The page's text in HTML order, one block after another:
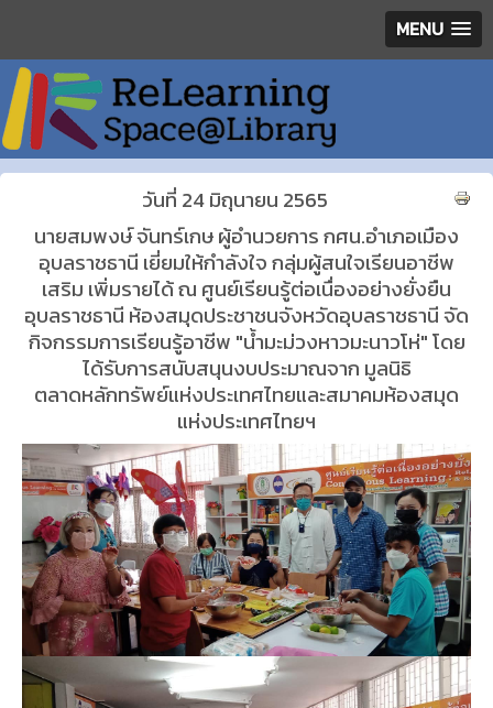
MENU
วันที่ 24 มิถุนายน 2565
นายสมพงษ์ จันทร์เกษ ผู้อำนวยการ กศน.อำเภอเมือง
อุบลราชธานี เยี่ยมให้กำลังใจ กลุ่มผู้สนใจเรียนอาชีพ
เสริม เพิ่มรายได้ ณ ศูนย์เรียนรู้ต่อเนื่องอย่างยั่งยืน
อุบลราชธานี ห้องสมุดประชาชนจังหวัดอุบลราชธานี จัด
กิจกรรมการเรียนรู้อาชีพ "น้ำมะม่วงหาวมะนาวโห่" โดย
ได้รับการสนับสนุนงบประมาณจาก มูลนิธิ
ตลาดหลักทรัพย์แห่งประเทศไทยและสมาคมห้องสมุด
แห่งประเทศไทยฯ